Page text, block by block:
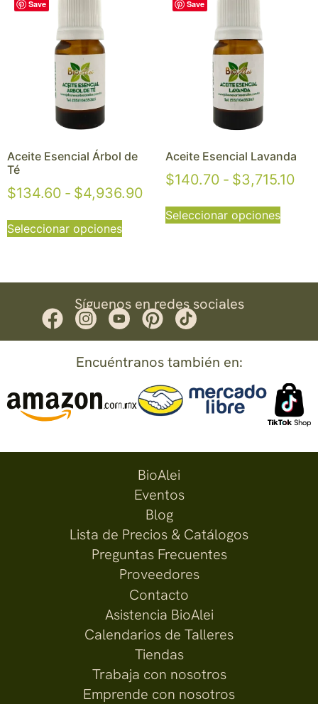
Save
Aceite Esencial Árbol de
Té
$134.60 - $4,936.90
Seleccionar opciones
Save
Aceite Esencial Lavanda
$140.70 - $3,715.10
Seleccionar opciones
Síguenos en redes sociales
Encuéntranos también en:
BioAlei
Eventos
Blog
Lista de Precios & Catálogos
Preguntas Frecuentes
Proveedores
Contacto
Asistencia BioAlei
Calendarios de Talleres
Tiendas
Trabaja con nosotros
Emprende con nosotros